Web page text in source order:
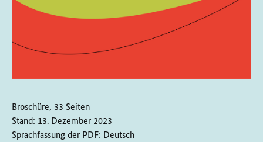
Broschüre, 33 Seiten
Stand: 13. Dezember 2023
Sprachfassung der PDF: Deutsch